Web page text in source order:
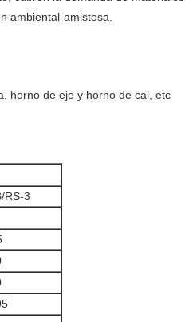
ambiental-amistosa.
horno de eje y horno de cal, etc
RS-3